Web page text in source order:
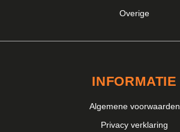
Overige
INFORMATIE
Algemene voorwaarden
Privacy verklaring